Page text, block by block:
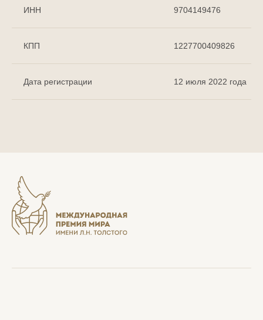
ИНН 9704149476
КПП 1227700409826
Дата регистрации 12 июля 2022 года